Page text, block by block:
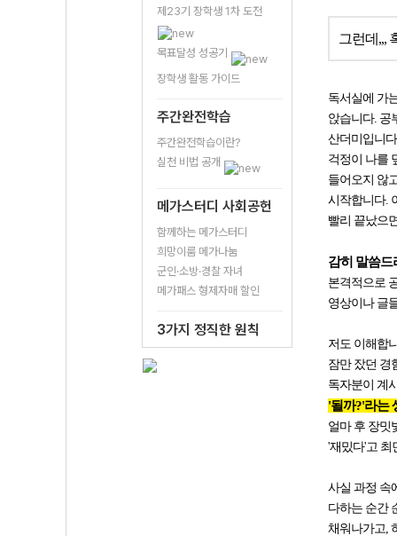
제23기 장학생 1차 도전
목표달성 성공기
장학생 활동 가이드
주간완전학습
주간완전학습이란?
실천 비법 공개
메가스터디 사회공헌
함께하는 메가스터디
희망이룸 메가나눔
군인·소방·경찰 자녀
메가패스 형제자매 할인
3가지 정직한 원칙
그런데,,,
독서실에 가
앉습니다. 공
산더미입니
걱정이 나를
들어오지 않
시작합니다.
빨리 끝났으
감히 말씀
본격적으로
영상이나 글
저도 이해합
잠만 잤던 경
독자분이 계
'될까?'라는
얼마 후 장밋
'재밌다'고 최
사실 과정 속
다하는 순간
채워나가고,